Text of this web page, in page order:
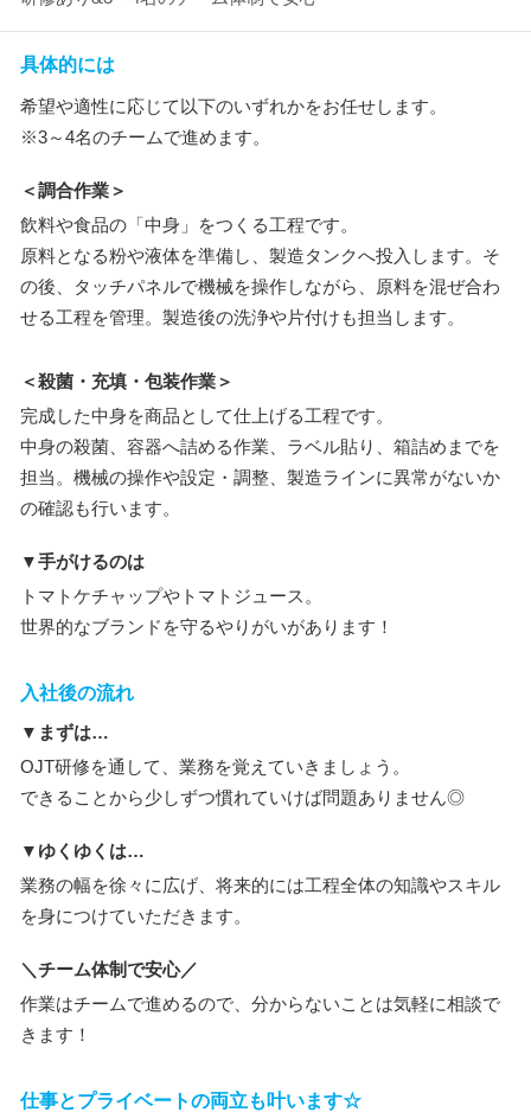
具体的には
希望や適性に応じて以下のいずれかをお任せします。
※3～4名のチームで進めます。
＜調合作業＞
飲料や食品の「中身」をつくる工程です。
原料となる粉や液体を準備し、製造タンクへ投入します。そ
の後、タッチパネルで機械を操作しながら、原料を混ぜ合わ
せる工程を管理。製造後の洗浄や片付けも担当します。
＜殺菌・充填・包装作業＞
完成した中身を商品として仕上げる工程です。
中身の殺菌、容器へ詰める作業、ラベル貼り、箱詰めまでを
担当。機械の操作や設定・調整、製造ラインに異常がないか
の確認も行います。
▼手がけるのは
トマトケチャップやトマトジュース。
世界的なブランドを守るやりがいがあります！
入社後の流れ
▼まずは…
OJT研修を通して、業務を覚えていきましょう。
できることから少しずつ慣れていけば問題ありません◎
▼ゆくゆくは…
業務の幅を徐々に広げ、将来的には工程全体の知識やスキル
を身につけていただきます。
＼チーム体制で安心／
作業はチームで進めるので、分からないことは気軽に相談で
きます！
仕事とプライベートの両立も叶います☆